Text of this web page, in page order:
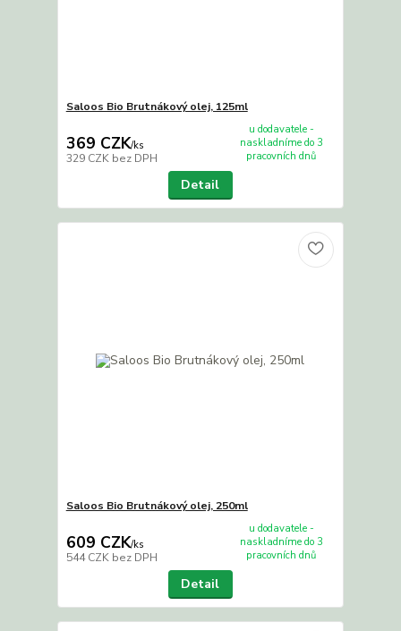
Saloos Bio Brutnákový olej, 125ml
369 CZK/ks
329 CZK bez DPH
u dodavatele -
naskladníme do 3
pracovních dnů
Detail
Saloos Bio Brutnákový olej, 250ml
609 CZK/ks
544 CZK bez DPH
u dodavatele -
naskladníme do 3
pracovních dnů
Detail